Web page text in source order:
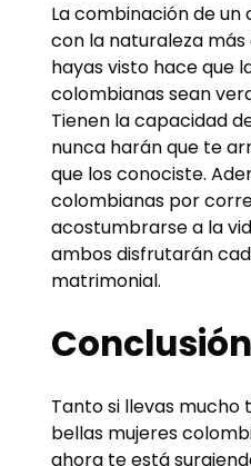
La combinación de
con la naturaleza
hayas visto hace que
colombianas sean
Tienen la capacidad
nunca harán que te
que los conociste.
colombianas por
acostumbrarse a la
ambos disfrutarán
matrimonial.
Conclusión
Tanto si llevas
bellas mujeres
ahora te está